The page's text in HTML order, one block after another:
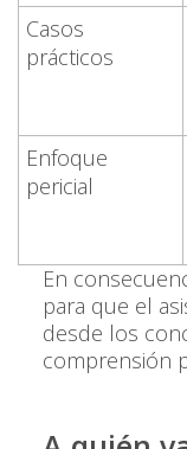
Casos
prácticos
Enfoque
pericial
En
para que el
desde los
comprensión